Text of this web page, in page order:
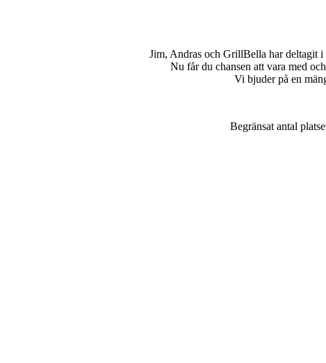
Jim, Andras och GrillBella har deltagit
Nu får du chansen att vara med
Vi bjuder på en
Begränsat antal